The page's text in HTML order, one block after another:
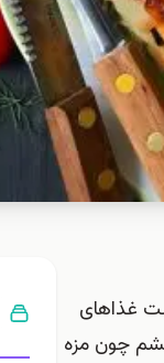
غذاهای
چون مزه